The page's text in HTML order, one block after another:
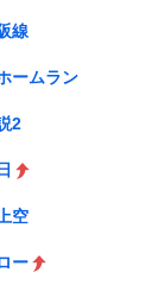
線
ームラン
2
空
ー